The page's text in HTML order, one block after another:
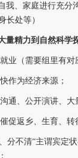
我、家庭进行充分
长处等）
量精力到自然科学
业（需要组里有对
作为经济来源；
通、公开演讲、大
促返乡、生育、转
分不清“主谓宾定